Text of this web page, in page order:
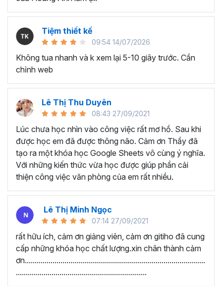
dụng đã lâu nhưng chỉ biết đến các kỹ năng cơ bản,
chưa biết cách tối ưu cho công việc.
Nhân viên văn phòng, người thường xuyên phải làm
việc với dữ liệu, phân tích và báo cáo cho quản lý.
Excel để quản lý dữ liệu, lên kế hoạch tài chính, phân
tích và đưa ra quyết định kinh doanh,...
Sinh viên, giảng viên cần sử dụng Google Sheet
phục vụ mục đích học tập và nghiên cứu, chia sẻ và
quản lý tài liệu, làm bài tập nhóm,...
….
Kết thúc chương trình Google
Sheets này bạn sẽ thành
thạo:
Tổng quan về Google Sheets, cách chia sẻ tài liệu và làm
việc nhóm
Google Sheets Cơ bản - Nhập dữ liệu, kẻ bảng và một số
chức năng cơ bản
Thu thập thông tin và xử lý thông tin bằng các hàm xử lý
dữ liệu
Tiệm thiết kế
09:54 14/07/2026
Không tua nhanh và k xem lại 5-10 giây trước. Cần
chỉnh web
Lê Thị Thu Duyên
08:43 27/09/2021
Lúc chưa học nhìn vào công việc rất mơ hồ. Sau khi
được học em đã được thông não. Cảm ơn Thầy đã
tạo ra một khóa học Google Sheets vô cùng ý nghĩa.
Với những kiến thức vừa học được giúp phần cải
thiện công việc văn phòng của em rất nhiều.
Lê Thị Minh Ngọc
07:14 27/09/2021
rất hữu ích, cảm ơn giảng viên, cảm ơn gitiho đã cung
cấp những khóa học chất lượng.xin chân thành cảm
ơn...........................................................................................
..................................................................